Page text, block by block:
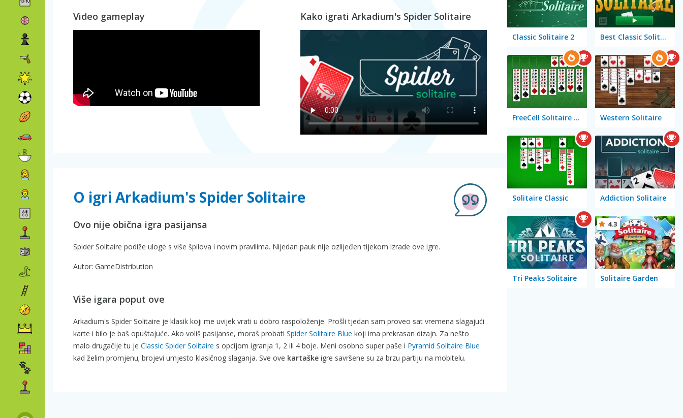
Video gameplay Kako igrati Arkadium's Spider Solitaire
O igri Arkadium's Spider Solitaire
Ovo nije obična igra pasijansa
Spider Solitaire podiže uloge s više špilova i novim pravilima. Nijedan pauk nije ozlijeđen tijekom izrade ove igre.
Autor: GameDistribution
Više igara poput ove
Arkadium's Spider Solitaire je klasik koji me uvijek vrati u dobro raspoloženje. Prošli tjedan sam proveo sat vremena slagajući
karte i bilo je baš opuštajuće. Ako voliš pasijanse, moraš probati Spider Solitaire Blue koji ima prekrasan dizajn. Za nešto
malo drugačije tu je Classic Spider Solitaire s opcijom igranja 1, 2 ili 4 boje. Meni osobno super paše i Pyramid Solitaire Blue
kad želim promjenu; brojevi umjesto klasičnog slaganja. Sve ove kartaške igre savršene su za brzu partiju na mobitelu.
Classic Solitaire 2 Best Classic Solitaire
FreeCell Solitaire Classic Western Solitaire
Solitaire Classic Addiction Solitaire
Tri Peaks Solitaire Solitaire Garden
4.3